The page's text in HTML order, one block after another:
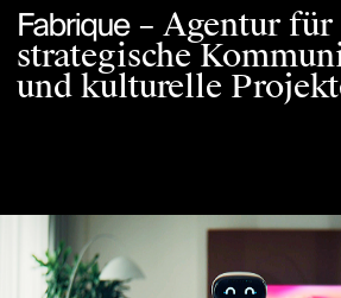
F– Agentur für
strategische
und kulturelle